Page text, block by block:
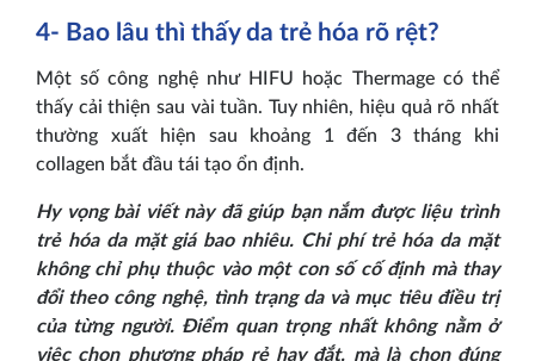
4- Bao lâu thì thấy da trẻ hóa rõ rệt?
Một số công nghệ như HIFU hoặc Thermage có thể
thấy cải thiện sau vài tuần. Tuy nhiên, hiệu quả rõ nhất
thường xuất hiện sau khoảng 1 đến 3 tháng khi
collagen bắt đầu tái tạo ổn định.
Hy vọng bài viết này đã giúp bạn nắm được liệu trình
trẻ hóa da mặt giá bao nhiêu. Chi phí trẻ hóa da mặt
không chỉ phụ thuộc vào một con số cố định mà thay
đổi theo công nghệ, tình trạng da và mục tiêu điều trị
của từng người. Điểm quan trọng nhất không nằm ở
việc chọn phương pháp rẻ hay đắt, mà là chọn đúng